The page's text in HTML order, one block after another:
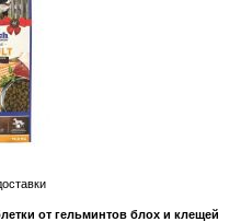
от гельминтов блох и клещей